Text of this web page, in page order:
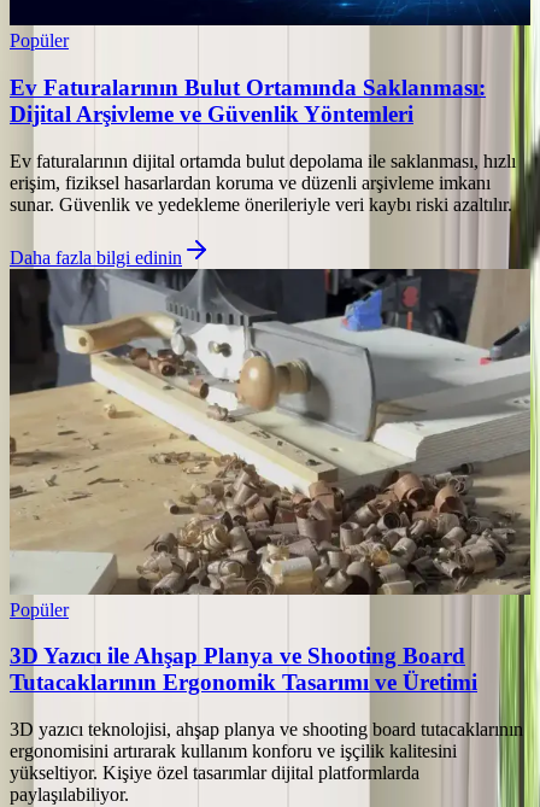
Popüler
Ev Faturalarının Bulut Ortamında Saklanması:
Dijital Arşivleme ve Güvenlik Yöntemleri
Ev faturalarının dijital ortamda bulut depolama ile saklanması, hızlı
erişim, fiziksel hasarlardan koruma ve düzenli arşivleme imkanı
sunar. Güvenlik ve yedekleme önerileriyle veri kaybı riski azaltılır.
Daha fazla bilgi edinin
Popüler
3D Yazıcı ile Ahşap Planya ve Shooting Board
Tutacaklarının Ergonomik Tasarımı ve Üretimi
3D yazıcı teknolojisi, ahşap planya ve shooting board tutacaklarının
ergonomisini artırarak kullanım konforu ve işçilik kalitesini
yükseltiyor. Kişiye özel tasarımlar dijital platformlarda
paylaşılabiliyor.